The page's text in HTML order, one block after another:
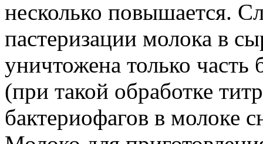
несколько повышается.
пастеризации молока в
уничтожена только часть
(при такой обработке
бактериофагов в молоке